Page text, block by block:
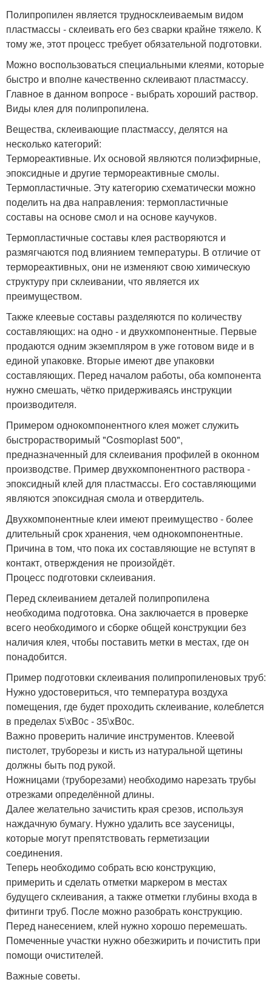
Полипропилен является трудносклеиваемым видом
пластмассы - склеивать его без сварки крайне тяжело. К
тому же, этот процесс требует обязательной подготовки.
Можно воспользоваться специальными клеями, которые
быстро и вполне качественно склеивают пластмассу.
Главное в данном вопросе - выбрать хороший раствор.
Виды клея для полипропилена.
Вещества, склеивающие пластмассу, делятся на
несколько категорий:
Термореактивные. Их основой являются полиэфирные,
эпоксидные и другие термореактивные смолы.
Термопластичные. Эту категорию схематически можно
поделить на два направления: термопластичные
составы на основе смол и на основе каучуков.
Термопластичные составы клея растворяются и
размягчаются под влиянием температуры. В отличие от
термореактивных, они не изменяют свою химическую
структуру при склеивании, что является их
преимуществом.
Также клеевые составы разделяются по количеству
составляющих: на одно - и двухкомпонентные. Первые
продаются одним экземпляром в уже готовом виде и в
единой упаковке. Вторые имеют две упаковки
составляющих. Перед началом работы, оба компонента
нужно смешать, чётко придерживаясь инструкции
производителя.
Примером однокомпонентного клея может служить
быстрорастворимый "Cosmoplast 500",
предназначенный для склеивания профилей в оконном
производстве. Пример двухкомпонентного раствора -
эпоксидный клей для пластмассы. Его составляющими
являются эпоксидная смола и отвердитель.
Двухкомпонентные клеи имеют преимущество - более
длительный срок хранения, чем однокомпонентные.
Причина в том, что пока их составляющие не вступят в
контакт, отверждения не произойдёт.
Процесс подготовки склеивания.
Перед склеиванием деталей полипропилена
необходима подготовка. Она заключается в проверке
всего необходимого и сборке общей конструкции без
наличия клея, чтобы поставить метки в местах, где он
понадобится.
Пример подготовки склеивания полипропиленовых труб:
Нужно удостовериться, что температура воздуха
помещения, где будет проходить склеивание, колеблется
в пределах 5\xB0с - 35\xB0с.
Важно проверить наличие инструментов. Клеевой
пистолет, труборезы и кисть из натуральной щетины
должны быть под рукой.
Ножницами (труборезами) необходимо нарезать трубы
отрезками определённой длины.
Далее желательно зачистить края срезов, используя
наждачную бумагу. Нужно удалить все заусеницы,
которые могут препятствовать герметизации
соединения.
Теперь необходимо собрать всю конструкцию,
примерить и сделать отметки маркером в местах
будущего склеивания, а также отметки глубины входа в
фитинги труб. После можно разобрать конструкцию.
Перед нанесением, клей нужно хорошо перемешать.
Помеченные участки нужно обезжирить и почистить при
помощи очистителей.
Важные советы.